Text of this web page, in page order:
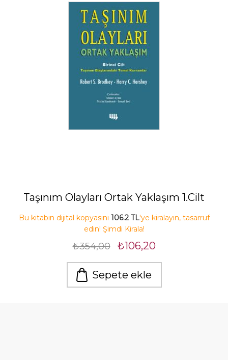
Taşınım Olayları Ortak Yaklaşım 1.Cilt
Bu kitabın dijital kopyasını 106.2 TL'ye kiralayın, tasarruf
edin! Şimdi Kirala!
₺354,00 ₺106,20
Sepete ekle